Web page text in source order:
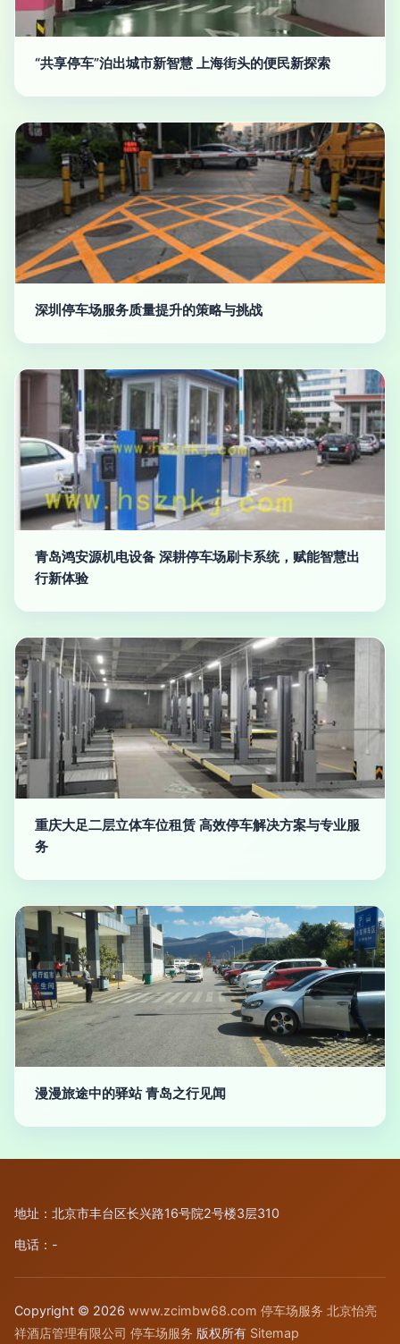
“共享停车”泊出城市新智慧 上海街头的便民新探索
深圳停车场服务质量提升的策略与挑战
青岛鸿安源机电设备 深耕停车场刷卡系统，赋能智慧出
行新体验
重庆大足二层立体车位租赁 高效停车解决方案与专业服
务
漫漫旅途中的驿站 青岛之行见闻
地址：北京市丰台区长兴路16号院2号楼3层310
电话：-
Copyright © 2026 www.zcimbw68.com 停车场服务 北京怡亮
祥酒店管理有限公司 停车场服务 版权所有 Sitemap